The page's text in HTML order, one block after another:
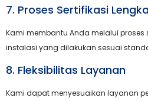
7. Proses Sertifikasi
Kami membantu Anda melalui proses
instalasi yang dilakukan sesuai
8. Fleksibilitas Layanan
Kami dapat menyesuaikan layanan